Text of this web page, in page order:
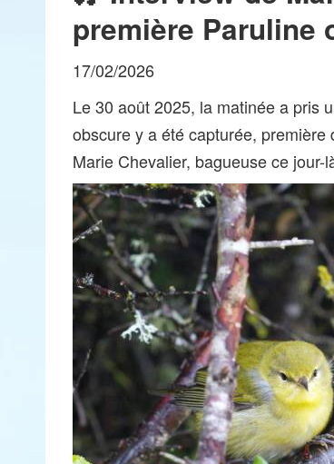
première Paruline
17/02/2026
Le 30 août 2025, la matinée a pris
obscure y a été capturée,
Marie Chevalier, bagueuse ce jour-